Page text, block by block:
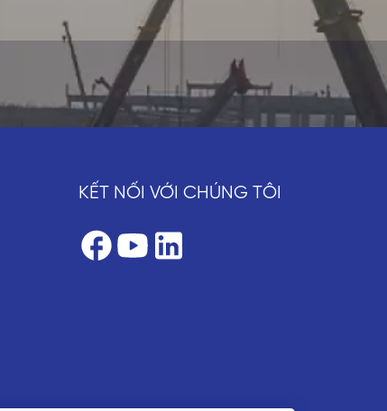
KẾT NỐI VỚI CHÚNG TÔI